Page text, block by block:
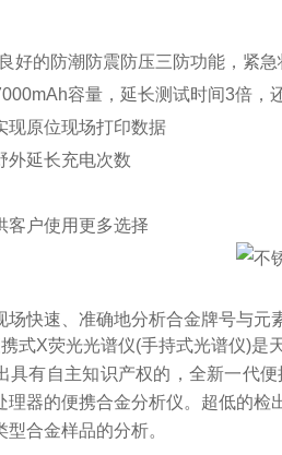
好的防潮防震防压三防功能，紧
容量，延长测试时间3倍，
现原位现场打印数据
外延长充电次数
客户使用更多选择
场快速、准确地分析合金牌号与元
式X荧光光谱仪(手持式光谱仪)是
具有自主知识产权的，全新一代
理器的便携合金分析仪。超低的
合金样品的分析。